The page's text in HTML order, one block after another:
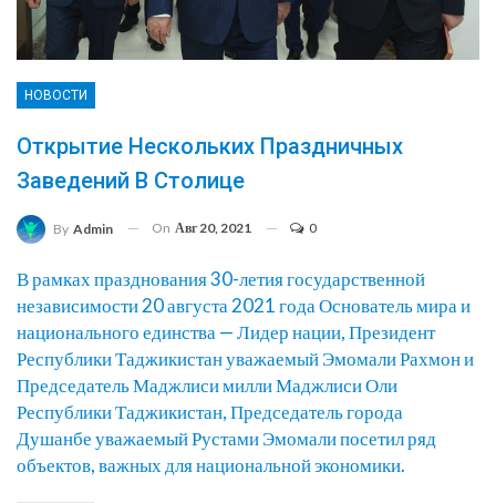
НОВОСТИ
Открытие Нескольких Праздничных
Заведений В Столице
By Admin On Авг 20, 2021 0
В рамках празднования 30-летия государственной
независимости 20 августа 2021 года Основатель мира и
национального единства — Лидер нации, Президент
Республики Таджикистан уважаемый Эмомали Рахмон и
Председатель Маджлиси милли Маджлиси Оли
Республики Таджикистан, Председатель города
Душанбе уважаемый Рустами Эмомали посетил ряд
объектов, важных для национальной экономики.